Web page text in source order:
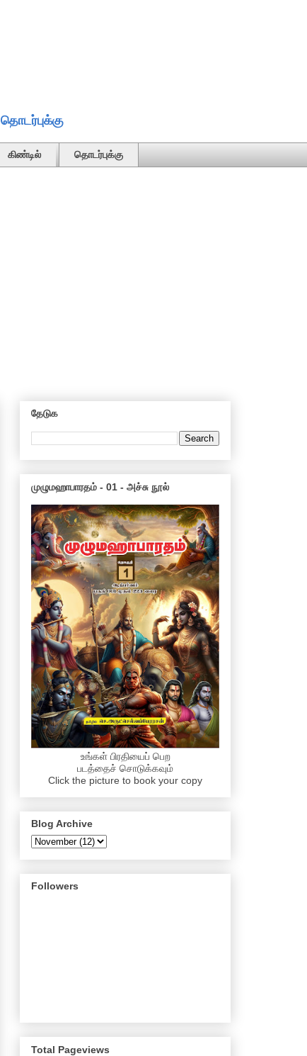
தொடர்புக்கு
கிண்டில் தொடர்புக்கு
தேடுக
முழுமஹாபாரதம் - 01 - அச்சு நூல்
உங்கள் பிரதியைப் பெற
படத்தைச் சொடுக்கவும்
Click the picture to book your copy
Blog Archive
Followers
Total Pageviews